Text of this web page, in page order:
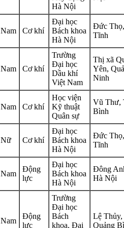
Hà Nội
Nam Cơ khí
Đại học
Bách khoa
Hà Nội
Đức
Tĩnh
Nam Cơ khí
Trường
Đại học
Dầu khí
Việt Nam
Thị xã
Yên,
Ninh
Nam Cơ khí
Học viện
Kỹ thuật
Quân sự
Vũ Thư,
Bình
Nữ Cơ khí
Đại học
Bách khoa
Hà Nội
Đức
Tĩnh
Nam
Động
lực
Đại học
Bách khoa
Hà Nội
Đông
Hà Nội
Nam
Động
lực
Trường
Đại học
Bách
khoa, Đại
Lệ Thủy,
Quảng